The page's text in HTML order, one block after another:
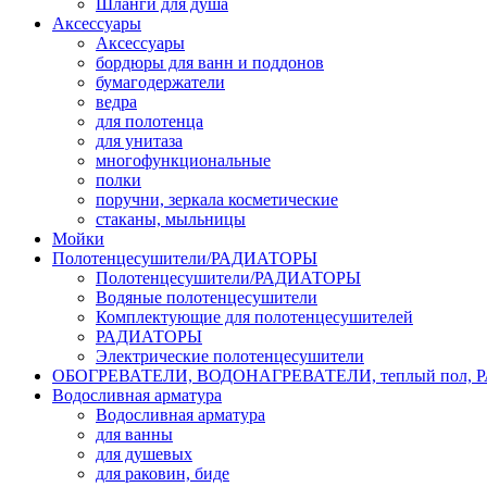
Шланги для душа
Аксессуары
Аксессуары
бордюры для ванн и поддонов
бумагодержатели
ведра
для полотенца
для унитаза
многофункциональные
полки
поручни, зеркала косметические
стаканы, мыльницы
Мойки
Полотенцесушители/РАДИАТОРЫ
Полотенцесушители/РАДИАТОРЫ
Водяные полотенцесушители
Комплектующие для полотенцесушителей
РАДИАТОРЫ
Электрические полотенцесушители
ОБОГРЕВАТЕЛИ, ВОДОНАГРЕВАТЕЛИ, теплый пол,
Водосливная арматура
Водосливная арматура
для ванны
для душевых
для раковин, биде